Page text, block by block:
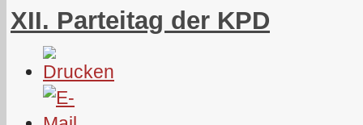
XII. Parteitag der KPD